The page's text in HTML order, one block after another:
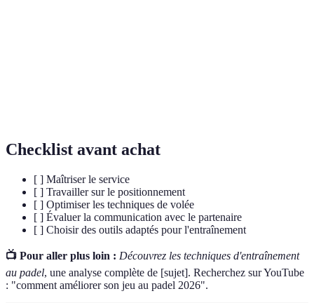
Checklist avant achat
[ ] Maîtriser le service
[ ] Travailler sur le positionnement
[ ] Optimiser les techniques de volée
[ ] Évaluer la communication avec le partenaire
[ ] Choisir des outils adaptés pour l'entraînement
📺 Pour aller plus loin : Découvrez les techniques d'entraînement
au padel, une analyse complète de [sujet]. Recherchez sur YouTube
: "comment améliorer son jeu au padel 2026".